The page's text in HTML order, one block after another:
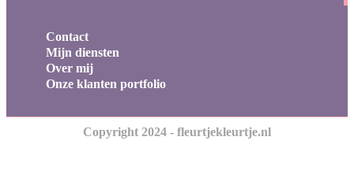
Contact
Mijn diensten
Over mij
Onze klanten portfolio
Copyright 2024 - fleurtjekleurtje.nl